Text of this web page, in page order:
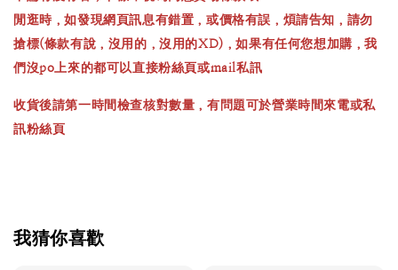
閒逛時，如發現網頁訊息有錯置，或價格有誤，煩請告知，請勿
搶標(條款有說，沒用的，沒用的XD)，如果有任何您想加購，我
們沒po上來的都可以直接粉絲頁或mail私訊
收貨後請第一時間檢查核對數量，有問題可於營業時間來電或私
訊粉絲頁
我猜你喜歡